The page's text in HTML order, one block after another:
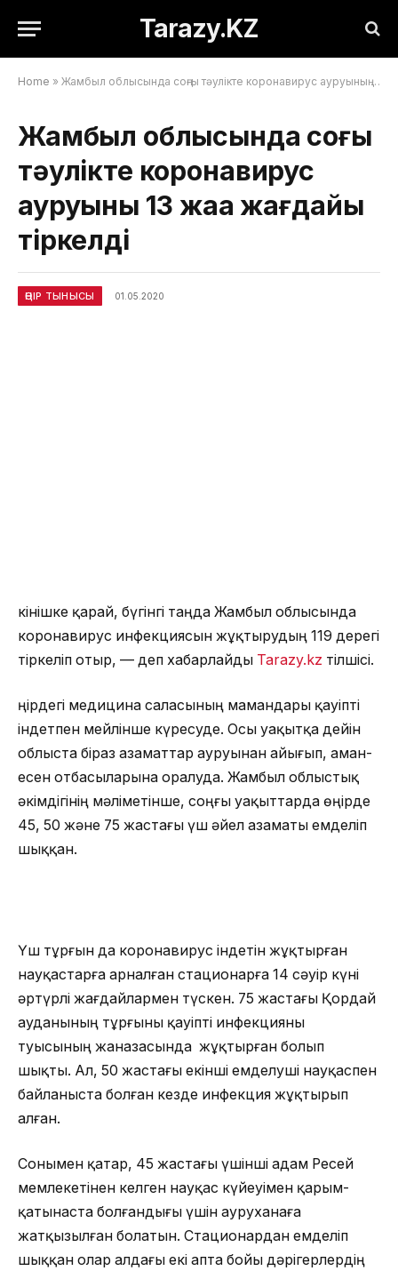
Tarazy.KZ
Home » Жамбыл облысында соңғы тәулікте коронавирус ауруының 13 жаңа жағдайы тіркелді
Жамбыл облысында соңғы
тәулікте коронавирус
ауруының 13 жаңа жағдайы
тіркелді
ӨҢІР ТЫНЫСЫ 01.05.2020
Өкінішке қарай, бүгінгі таңда Жамбыл облысында
коронавирус инфекциясын жұқтырудың 119 дерегі
тіркеліп отыр, — деп хабарлайды Tarazy.kz тілшісі.
Өңірдегі медицина саласының мамандары қауіпті
індетпен мейлінше күресуде. Осы уақытқа дейін
облыста біраз азаматтар ауруынан айығып, аман-
есен отбасыларына оралуда. Жамбыл облыстық
әкімдігінің мәліметінше, соңғы уақыттарда өңірде
45, 50 және 75 жастағы үш әйел азаматы емделіп
шыққан.
Үш тұрғын да коронавирус індетін жұқтырған
науқастарға арналған стационарға 14 сәуір күні
әртүрлі жағдайлармен түскен. 75 жастағы Қордай
ауданының тұрғыны қауіпті инфекцияны
туысының жаназасында жұқтырған болып
шықты. Ал, 50 жастағы екінші емделуші науқаспен
байланыста болған кезде инфекция жұқтырып
алған.
Сонымен қатар, 45 жастағы үшінші адам Ресей
мемлекетінен келген науқас күйеуімен қарым-
қатынаста болғандығы үшін ауруханаға
жатқызылған болатын. Стационардан емделіп
шыққан олар алдағы екі апта бойы дәрігерлердің